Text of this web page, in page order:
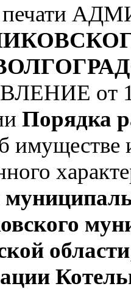
печати
от
Порядка
имуществе
области